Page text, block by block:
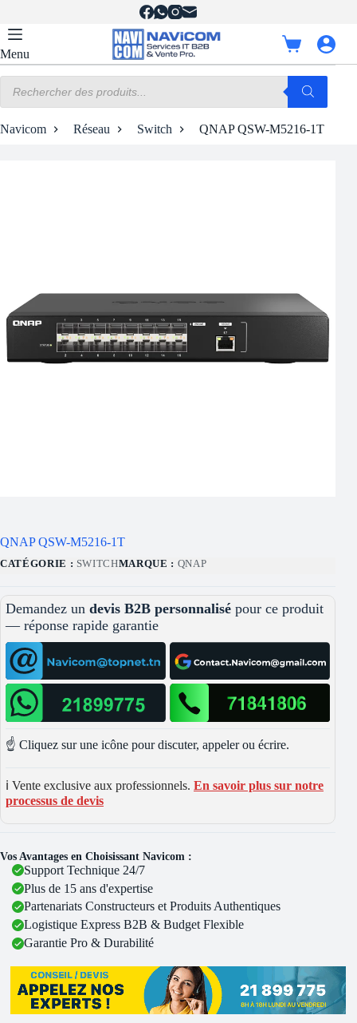
contenu
Menu
Panier
d’achat
produits
Navicom Réseau Switch QNAP QSW-M5216-1T
QNAP QSW-M5216-1T
CATÉGORIE : SWITCHMARQUE : QNAP
Demandez un devis B2B personnalisé pour ce produit
— réponse rapide garantie
☝️ Cliquez sur une icône pour discuter, appeler ou écrire.
ℹ️ Vente exclusive aux professionnels. En savoir plus sur notre
processus de devis
Vos Avantages en Choisissant Navicom :
Support Technique 24/7
Plus de 15 ans d'expertise
Partenariats Constructeurs et Produits Authentiques
Logistique Express B2B & Budget Flexible
Garantie Pro & Durabilité